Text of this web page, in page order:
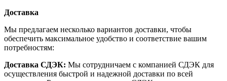
Доставка
Мы предлагаем несколько вариантов доставки, чтобы
обеспечить максимальное удобство и соответствие вашим
потребностям:
Доставка СДЭК: Мы сотрудничаем с компанией СДЭК для
осуществления быстрой и надежной доставки по всей